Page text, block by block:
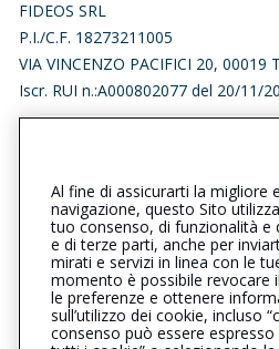
FIDEOS SRL
P.I./C.F. 18273211005
VIA VINCENZO PACIFICI 20, 00019
Iscr. RUI n.:A000802077 del 20/11/
tivoli@cattolica.it
fideossrl@arubapec.it
SOCIAL
Al fine di assicurarti la migliore
navigazione, questo Sito
tuo consenso, di funzionalità e
e di terze parti, anche per
mirati e servizi in linea con le
momento è possibile revocare
le preferenze e ottenere
sull’utilizzo dei cookie, incluso
consenso può essere espresso